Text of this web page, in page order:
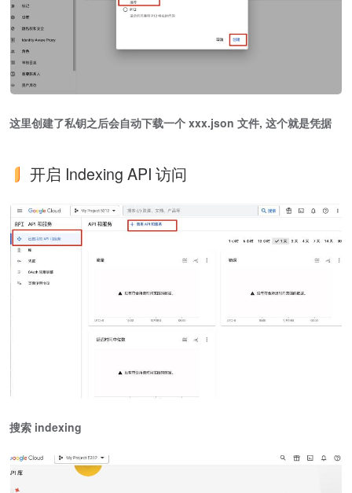
这里创建了私钥之后会自动下载一个 xxx.json 文件, 这个就是凭据
开启 Indexing API 访问
搜索 indexing